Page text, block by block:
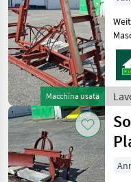
Macchina usata
/